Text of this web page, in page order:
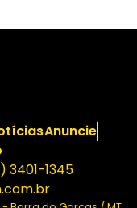
Anuncie
3401-1345